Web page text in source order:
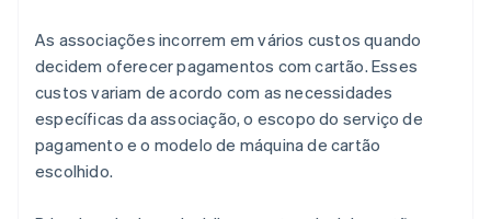
As associações incorrem em vários custos quando
decidem oferecer pagamentos com cartão. Esses
custos variam de acordo com as necessidades
específicas da associação, o escopo do serviço de
pagamento e o modelo de máquina de cartão
escolhido.